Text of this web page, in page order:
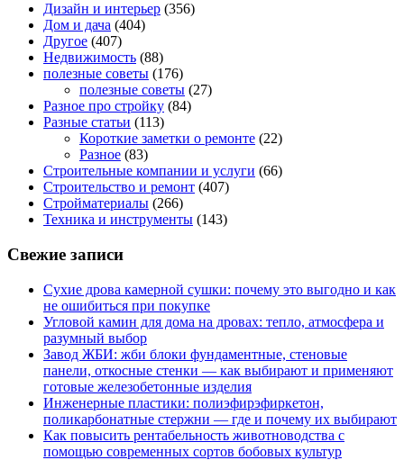
Дизайн и интерьер (356)
Дом и дача (404)
Другое (407)
Недвижимость (88)
полезные советы (176)
полезные советы (27)
Разное про стройку (84)
Разные статьи (113)
Короткие заметки о ремонте (22)
Разное (83)
Строительные компании и услуги (66)
Строительство и ремонт (407)
Стройматериалы (266)
Техника и инструменты (143)
Свежие записи
Сухие дрова камерной сушки: почему это выгодно и как
не ошибиться при покупке
Угловой камин для дома на дровах: тепло, атмосфера и
разумный выбор
Завод ЖБИ: жби блоки фундаментные, стеновые
панели, откосные стенки — как выбирают и применяют
готовые железобетонные изделия
Инженерные пластики: полиэфирэфиркетон,
поликарбонатные стержни — где и почему их выбирают
Как повысить рентабельность животноводства с
помощью современных сортов бобовых культур